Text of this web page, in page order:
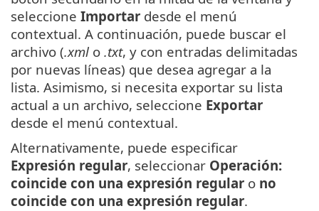
seleccione Importar desde el menú
contextual. A continuación, puede buscar el
archivo (.xml o .txt, y con entradas delimitadas
por nuevas líneas) que desea agregar a la
lista. Asimismo, si necesita exportar su lista
actual a un archivo, seleccione Exportar
desde el menú contextual.
Alternativamente, puede especificar
Expresión regular, seleccionar Operación:
coincide con una expresión regular o no
coincide con una expresión regular.